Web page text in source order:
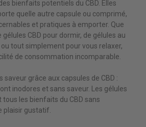
bienfaits potentiels du CBD. Elles
quelle autre capsule ou comprimé,
et pratiques à emporter. Que
CBD pour dormir, de gélules au
ou tout simplement pour vous relaxer,
de consommation incomparable.
saveur grâce aux capsules de CBD :
inodores et sans saveur. Les gélules
les bienfaits du CBD sans
gustatif.